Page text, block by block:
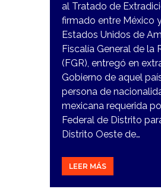
al Tratado de
firmado entre México
Estados Unidos de
Fiscalía General de la
(FGR), entregó en
Gobierno de aquel
persona de
mexicana requerida
Federal de Distrito
Distrito Oeste de…
LEER MÁS
20